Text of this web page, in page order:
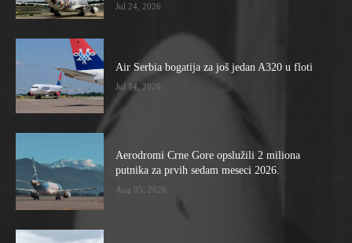
Jul 24, 2026
Air Serbia bogatija za još jedan A320 u floti
Jul 14, 2026
Aerodromi Crne Gore opslužili 2 miliona
putnika za prvih sedam meseci 2026.
Aug 05, 2026